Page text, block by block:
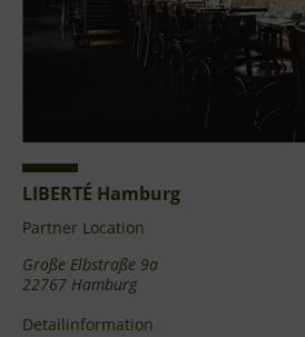
LIBERTÉ Hamburg
Partner Location
Große Elbstraße 9a
22767 Hamburg
Detailinformation